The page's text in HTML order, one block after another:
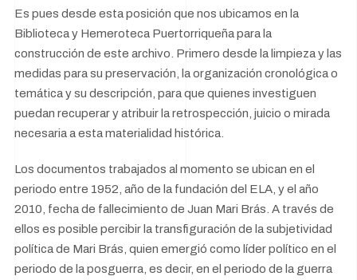
Es pues desde esta posición que nos ubicamos en la
Biblioteca y Hemeroteca Puertorriqueña para la
construcción de este archivo. Primero desde la limpieza y las
medidas para su preservación, la organización cronológica o
temática y su descripción, para que quienes investiguen
puedan recuperar y atribuir la retrospección, juicio o mirada
necesaria a esta materialidad histórica.
Los documentos trabajados al momento se ubican en el
periodo entre 1952, año de la fundación del ELA, y el año
2010, fecha de fallecimiento de Juan Mari Brás. A través de
ellos es posible percibir la transfiguración de la subjetividad
política de Mari Brás, quien emergió como líder político en el
periodo de la posguerra, es decir, en el periodo de la guerra